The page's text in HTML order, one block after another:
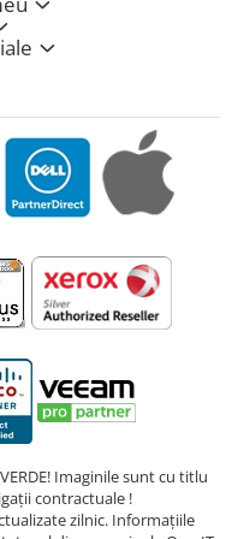
Imaginile sunt cu titlu
contractuale !
zilnic. Informațiile